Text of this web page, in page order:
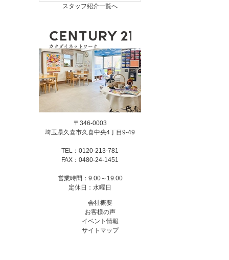
スタッフ紹介一覧へ
〒346-0003
埼玉県久喜市久喜中央4丁目9-49
TEL：0120-213-781
FAX：0480-24-1451
営業時間：9:00～19:00
定休日：水曜日
会社概要
お客様の声
イベント情報
サイトマップ